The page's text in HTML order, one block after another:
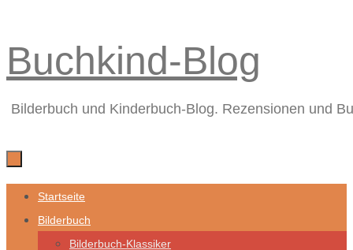
Inhalt
Buchkind-Blog
Bilderbuch und Kinderbuch-Blog. Rezensionen und
Zum
Inhalt
springen
Startseite
Bilderbuch
Bilderbuch-Klassiker